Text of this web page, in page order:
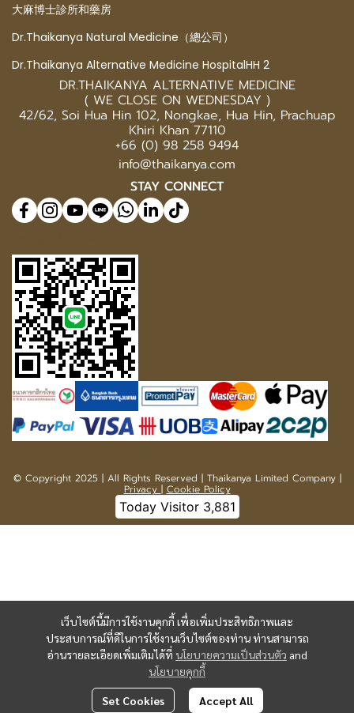
เว็บไซต์นี้มีการใช้งานคุกกี้ เพื่อเพิ่มประสิทธิภาพและ
ประสบการณ์ที่ดีในการใช้งานเว็บไซต์ของท่าน ท่านสามารถ
อ่านรายละเอียดเพิ่มเติมได้ที่ นโยบายความเป็นส่วนตัว and
นโยบายคุกกี้
Set Cookies Accept All
大麻博士診所和藥房
Dr.Thaikanya Natural Medicine（總公司）
Dr.Thaikanya Alternative Medicine HospitalHH 2
DR.THAIKANYA ALTERNATIVE MEDICINE
( WE CLOSE ON WEDNESDAY )
42/62, Soi Hua Hin 102, Nongkae, Hua Hin, Prachuap
Khiri Khan 77110
+66 (0) 98 258 9494
info@thaikanya.com
STAY CONNECT
© Copyright 2025 | All Rights Reserved | Thaikanya Limited Company |
Privacy | Cookie Policy
Today Visitor 3,881